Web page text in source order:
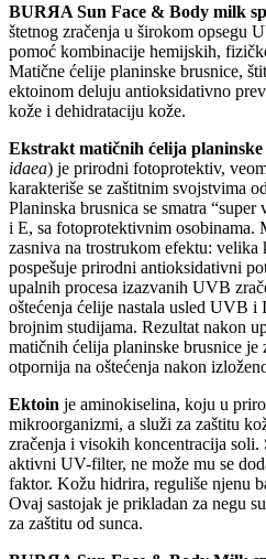
BURЯA Sun Face & Body milk
štetnog zračenja u širokom opsegu
pomoć kombinacije hemijskih,
Matične ćelije planinske brusnice,
ektoinom deluju antioksidativno
kože i dehidrataciju kože.
Ekstrakt matičnih ćelija planinske
idaea) je prirodni fotoprotektiv,
karakteriše se zaštitnim svojstvima
Planinska brusnica se smatra
i E, sa fotoprotektivnim osobinama.
zasniva na trostrukom efektu: velika
pospešuje prirodni antioksidativni
upalnih procesa izazvanih UVB
oštećenja ćelije nastala usled UVB
brojnim studijama. Rezultat nakon
matičnih ćelija planinske brusnice je
otpornija na oštećenja nakon
Ektoin je aminokiselina, koju u
mikroorganizmi, a služi za zaštitu
zračenja i visokih koncentracija
aktivni UV-filter, ne može mu se
faktor. Kožu hidrira, reguliše njenu
Ovaj sastojak je prikladan za negu
za zaštitu od sunca.